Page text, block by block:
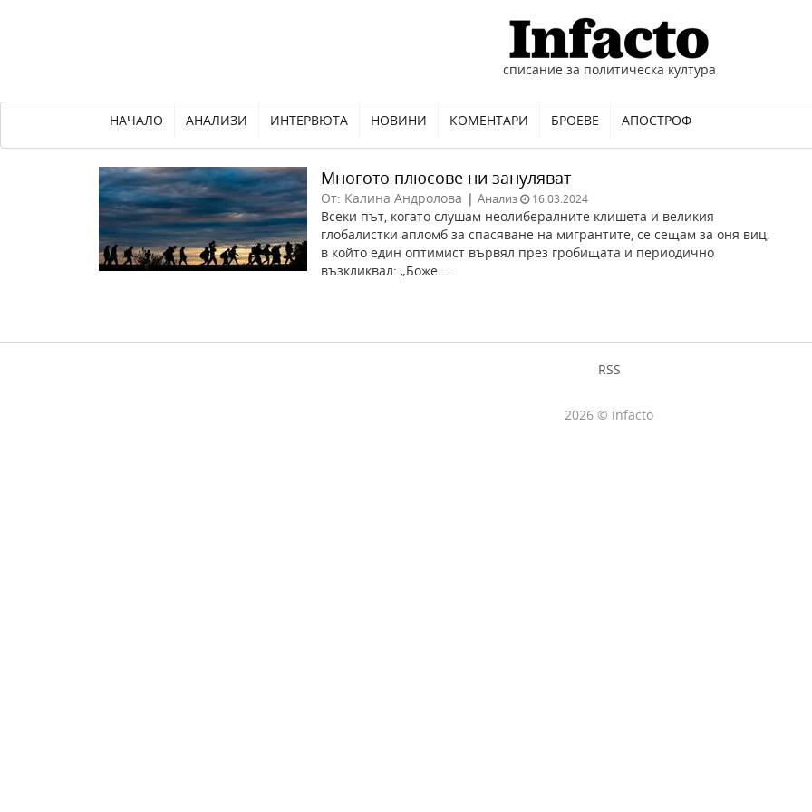
списание за политическа култура
НАЧАЛО АНАЛИЗИ ИНТЕРВЮТА НОВИНИ КОМЕНТАРИ БРОЕВЕ АПОСТРОФ
Многото плюсове ни зануляват
От: Калина Андролова | Анализ 16.03.2024
Всеки път, когато слушам неолибералните клишета и великия
глобалистки апломб за спасяване на мигрантите, се сещам за оня виц,
в който един оптимист вървял през гробищата и периодично
възкликвал: „Боже ...
RSS
2026 © infacto